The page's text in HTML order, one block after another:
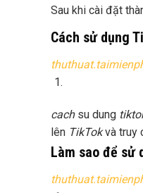
Sau khi cài đặt
Cách sử dụng
cachsu dung
lên TikTokvà truy
Làm sao để sử